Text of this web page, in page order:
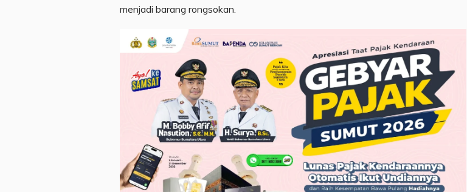
menjadi barang rongsokan.